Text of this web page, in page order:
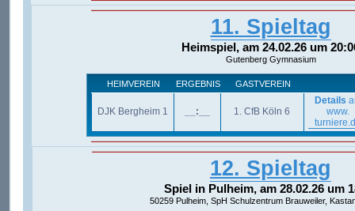
11. Spieltag
Heimspiel, am 24.02.26 um
Gutenberg Gymnasium
HEIMVEREIN ERGEBNIS GASTVEREIN
DJK Bergheim 1 __:__ 1. CfB Köln 6
Details
www.
12. Spieltag
Spiel in Pulheim, am 28.02.26 um
50259 Pulheim, SpH Schulzentrum Brauweiler,